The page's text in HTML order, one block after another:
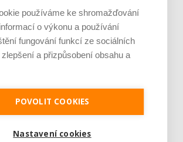
v Brně
umělců na
také originální
pro děti i dospělé.
poběží
kino, děti mohou
v naší chillout zóně
nebo si zaskákat
používáme ke shromažďování
o výkonu a používání
fungování funkcí ze sociálních
a přizpůsobení obsahu a
POVOLIT COOKIES
Nastavení cookies